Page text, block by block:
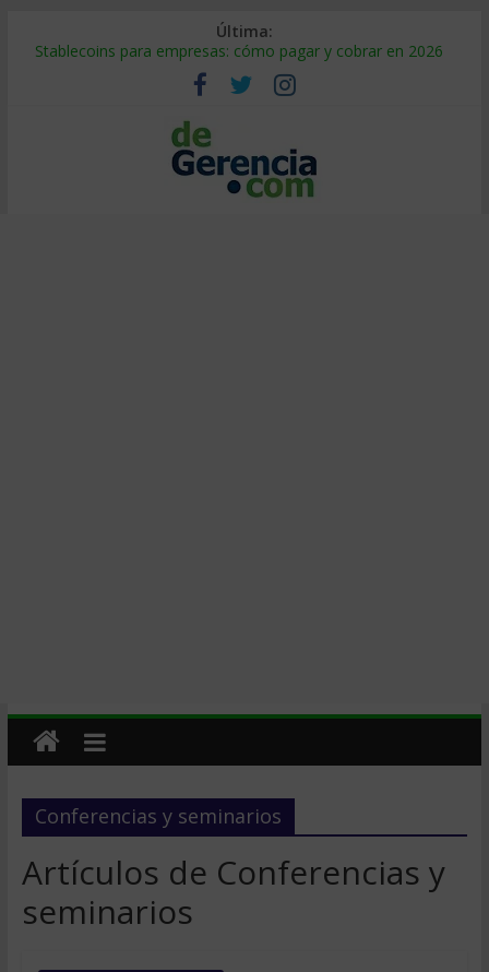
Última:
Stablecoins para empresas: cómo pagar y cobrar en 2026
Despido silencioso: qué es y por qué sale tan caro
IA en selección de personal: cómo auditarla a tiempo
Trabajo forzoso en la cadena de suministro: qué hacer
Mercado hispano de EE. UU.: cómo segmentarlo y venderle
Conferencias y seminarios
Artículos de Conferencias y
seminarios